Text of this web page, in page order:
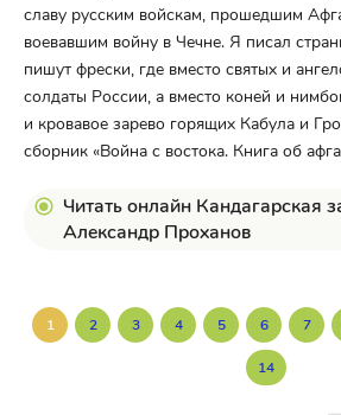
славу русским войскам, прошедшим
воевавшим войну в Чечне. Я писал
пишут фрески, где вместо святых и
солдаты России, а вместо коней и
и кровавое зарево горящих Кабула и
сборник «Война с востока. Книга об
Читать онлайн Кандагарская
Александр Проханов
1 2 3 4 5 6 7
14